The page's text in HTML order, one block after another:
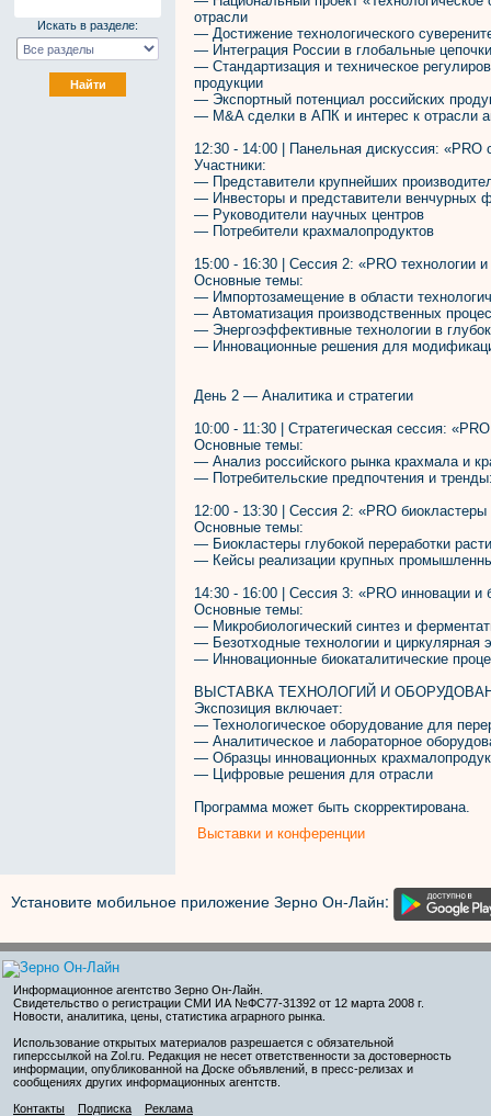
Искать в разделе:
отрасли
— Достижение технологического
— Интеграция России в глобальные
— Стандартизация и техническое
продукции
— Экспортный потенциал российских
— M&A сделки в АПК и интерес к отрасли
12:30 - 14:00 | Панельная дискуссия: «PRO
Участники:
— Представители крупнейших
— Инвесторы и представители венчурных
— Руководители научных центров
— Потребители крахмалопродуктов
15:00 - 16:30 | Сессия 2: «PRO технологии
Основные темы:
— Импортозамещение в области
— Автоматизация производственных
— Энергоэффективные технологии в
— Инновационные решения для
День 2 — Аналитика и стратегии
10:00 - 11:30 | Стратегическая сессия:
Основные темы:
— Анализ российского рынка крахмала и
— Потребительские предпочтения и
12:00 - 13:30 | Сессия 2: «PRO
Основные темы:
— Биокластеры глубокой переработки
— Кейсы реализации крупных
14:30 - 16:00 | Сессия 3: «PRO инновации и
Основные темы:
— Микробиологический синтез и
— Безотходные технологии и циркулярная
— Инновационные биокаталитические
ВЫСТАВКА ТЕХНОЛОГИЙ И
Экспозиция включает:
— Технологическое оборудование для
— Аналитическое и лабораторное
— Образцы инновационных
— Цифровые решения для отрасли
Программа может быть скорректирована.
Выставки и конференции
Установите мобильное приложение Зерно Он-Лайн:
Информационное агентство Зерно Он-Лайн
Свидетельство о регистрации СМИ ИА №ФС77-31392 от 12 марта 2008 г.
Новости, аналитика, цены, статистика аграрного рынка.
Использование открытых материалов разрешается с обязательной
гиперссылкой на Zol.ru. Редакция не несет ответственности за достоверность
информации, опубликованной на Доске объявлений, в пресс-релизах и
сообщениях других информационных агентств.
Контакты
Подписка Реклама